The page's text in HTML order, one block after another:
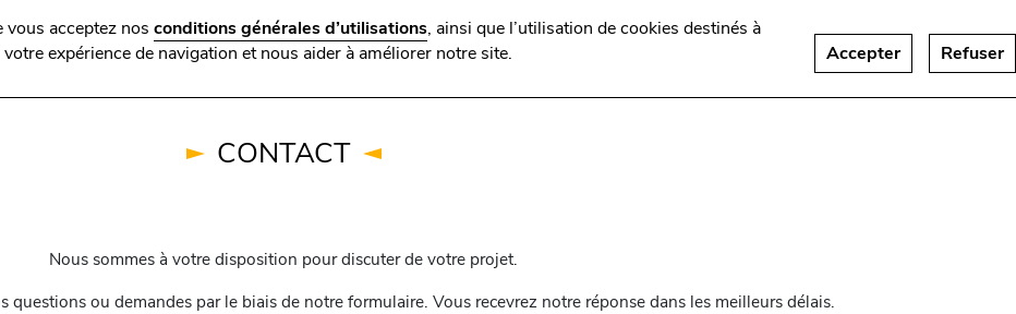
vous acceptez nosconditions générales d’utilisations, ainsi que l’utilisation de cookies destinés à
expérience de navigation et nous aider à améliorer notre site.
Accepter Refuser
Savoir-faire Domaines Actualités Recrutement Contact
CONTACT
Nous sommes à votre disposition pour discuter de votre projet.
questions ou demandes par le biais de notre formulaire. Vous recevrez notre réponse dans les meilleurs délais.